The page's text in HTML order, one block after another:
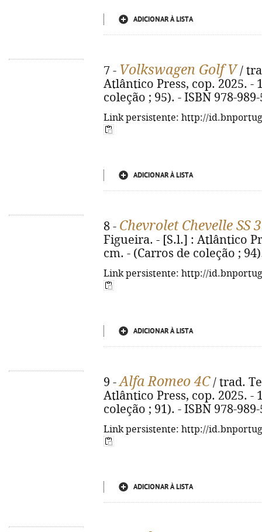
ADICIONAR À LISTA
7 - Volkswagen Golf V /
Atlântico Press, cop. 2025. -
coleção ; 95). - ISBN 978-
Link persistente: http://
ADICIONAR À LISTA
8 - Chevrolet Chevelle SS
Figueira. - [S.l.] : Atlântico
cm. - (Carros de coleção ;
Link persistente: http://
ADICIONAR À LISTA
9 -Alfa Romeo 4C/ trad.
Atlântico Press, cop. 2025. -
coleção ; 91). - ISBN 978-
Link persistente: http://
ADICIONAR À LISTA